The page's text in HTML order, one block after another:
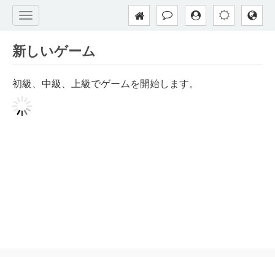
新しいゲーム
初級、中級、上級でゲームを開始します。